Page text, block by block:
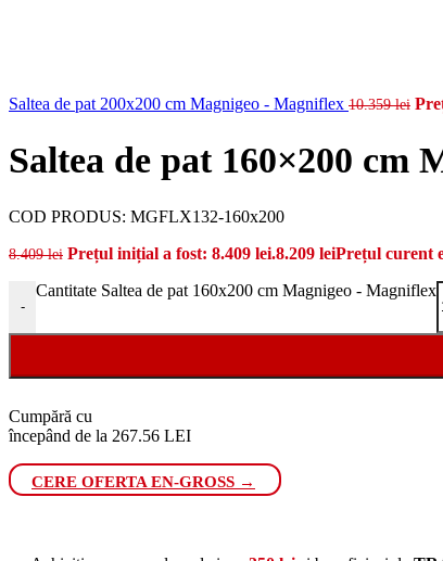
Saltea de pat 200x200 cm Magnigeo - Magniflex 10.359lei
Saltea de pat 160×200 cm
COD PRODUS: MGFLX132-160x200
8.409lei Prețul inițial a fost: 8.409 lei.8.209 leiPrețul curent
-
Cantitate Saltea de pat 160x200 cm Magnigeo - Magniflex
Cumpără cu
începând de la 267.56 LEI
CERE OFERTA EN-GROSS →